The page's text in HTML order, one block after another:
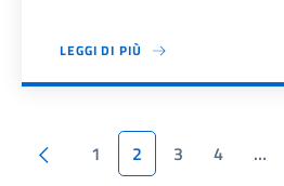
LEGGI DI PIÙ
Paginazione
Pagina precedente
1 2 3 4 …